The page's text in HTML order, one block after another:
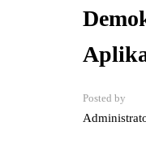
Posted by